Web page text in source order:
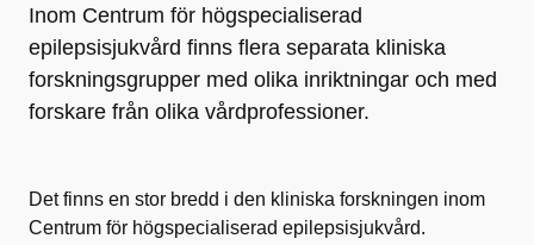
Inom Centrum för högspecialiserad
epilepsisjukvård finns flera separata kliniska
forskningsgrupper med olika inriktningar och med
forskare från olika vårdprofessioner.
Det finns en stor bredd i den kliniska forskningen inom
Centrum för högspecialiserad epilepsisjukvård.